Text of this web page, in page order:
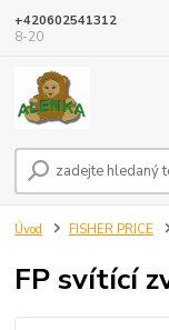
+420602541312
8-20
Úvod FISHER PRICE
FP svítící